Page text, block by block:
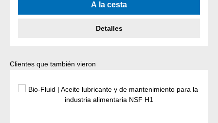
A la cesta
Detalles
Omitir la galería de productos
Clientes que también vieron